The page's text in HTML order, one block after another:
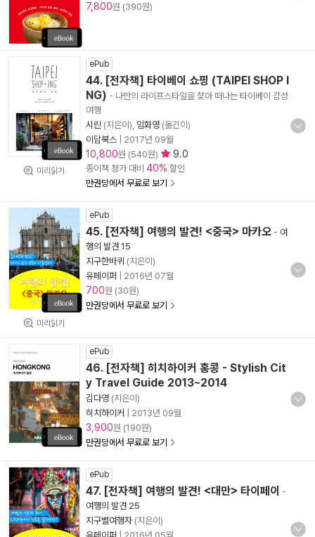
7,800원 (390원)
미리읽기
ePub
44. [전자책] 타이베이 쇼핑 (TAIPEI SHOP I
NG) - 나만의 라이프스타일을 찾아 떠나는 타이베이 감성
여행
시린 (지은이), 임화영 (옮긴이)
이담북스
2017년 09월
10,800원 (540원) 9.0
종이책 정가 대비 40% 할인
만권당에서 무료로 보기
미리읽기
ePub
45. [전자책] 여행의 발견! <중국> 마카오 - 여
행의 발견 15
지구한바퀴 (지은이)
유페이퍼
2016년 07월
700원 (30원)
만권당에서 무료로 보기
ePub
46. [전자책] 히치하이커 홍콩 - Stylish Cit
y Travel Guide 2013~2014
김다영 (지은이)
히치하이커
2013년 09월
3,900원 (190원)
만권당에서 무료로 보기
ePub
47. [전자책] 여행의 발견! <대만> 타이페이 -
여행의 발견 25
지구별여행자 (지은이)